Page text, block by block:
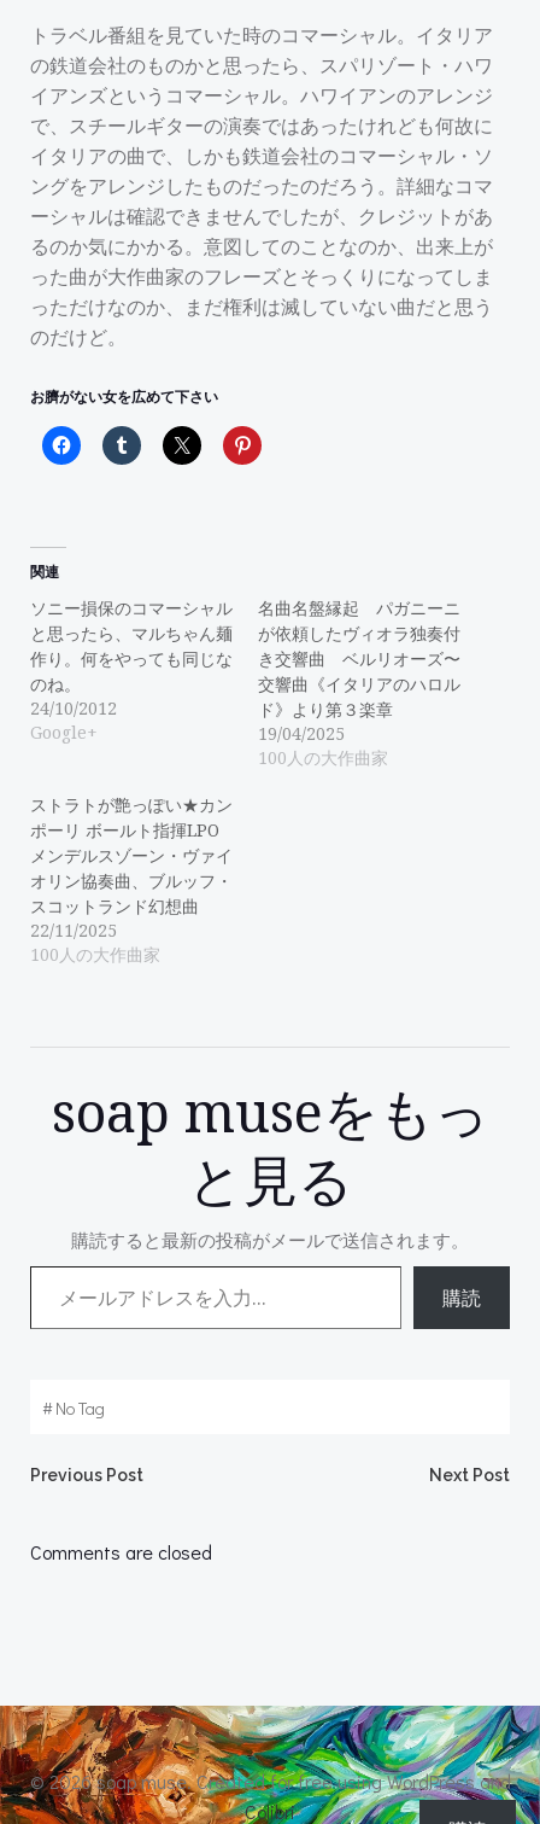
トラベル番組を見ていた時のコマーシャル。イタリア
の鉄道会社のものかと思ったら、スパリゾート・ハワ
イアンズというコマーシャル。ハワイアンのアレンジ
で、スチールギターの演奏ではあったけれども何故に
イタリアの曲で、しかも鉄道会社のコマーシャル・ソ
ングをアレンジしたものだったのだろう。詳細なコマ
ーシャルは確認できませんでしたが、クレジットがあ
るのか気にかかる。意図してのことなのか、出来上が
った曲が大作曲家のフレーズとそっくりになってしま
っただけなのか、まだ権利は滅していない曲だと思う
のだけど。
お臍がない女を広めて下さい
関連
ソニー損保のコマーシャル
と思ったら、マルちゃん麺
作り。何をやっても同じな
のね。
24/10/2012
Google+
名曲名盤縁起 パガニーニ
が依頼したヴィオラ独奏付
き交響曲 ベルリオーズ〜
交響曲《イタリアのハロル
ド》より第３楽章
19/04/2025
100人の大作曲家
ストラトが艶っぽい★カン
ポーリ ボールト指揮LPO
メンデルスゾーン・ヴァイ
オリン協奏曲、ブルッフ・
スコットランド幻想曲
22/11/2025
100人の大作曲家
soap museをもっ
と見る
購読すると最新の投稿がメールで送信されます。
メールアドレスを入力...
購読
#No Tag
Post
navigation
Previous Post Next Post
Comments are closed
© 2026 soap muse. Created for free using WordPress and
Colibri